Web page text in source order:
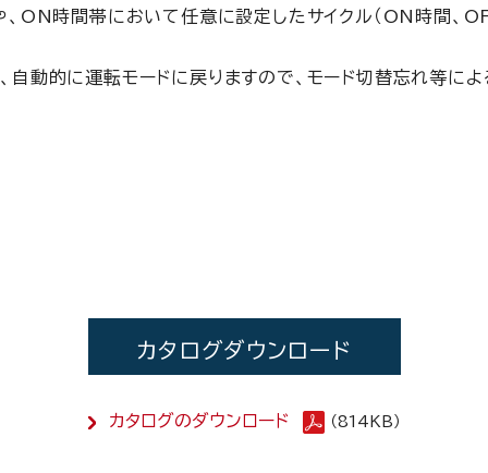
時間帯において任意に設定したサイクル（ON時間、
動的に運転モードに戻りますので、モード切替忘れ等に
カタログダウンロード
カタログのダウンロード （814KB）